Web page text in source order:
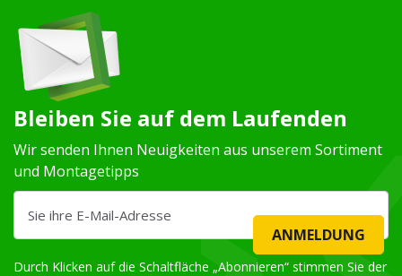
Bleiben Sie auf dem Laufenden
Wir senden Ihnen Neuigkeiten aus unserem Sortiment
und Montagetipps
ANMELDUNG
Durch Klicken auf die Schaltfläche „Abonnieren“ stimmen Sie der